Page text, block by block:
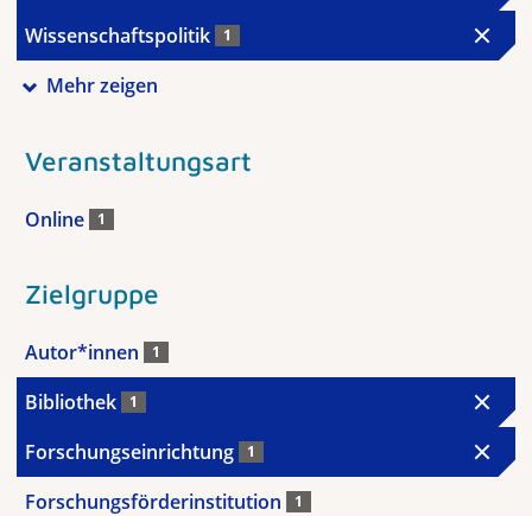
Wissenschaftspolitik 1
Mehr zeigen
Veranstaltungsart
Online 1
Zielgruppe
Autor*innen 1
Bibliothek 1
Forschungseinrichtung 1
Forschungsförderinstitution 1